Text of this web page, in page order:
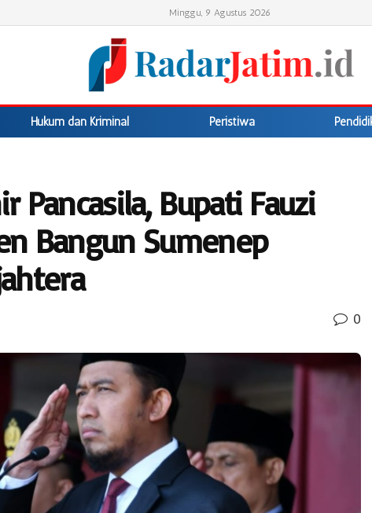
Minggu, 9 Agustus 2026
Hukum dan Kriminal Peristiwa
Pancasila, Bupati Fauzi
Bangun Sumenep
0